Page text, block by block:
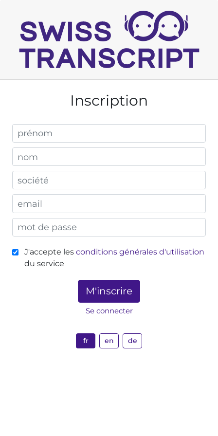
Inscription
J'accepte les conditions générales d'utilisation
du service
M'inscrire
Se connecter
fr en de